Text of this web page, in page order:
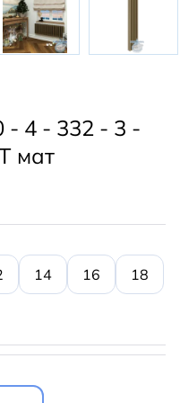
- 4 - 332 - 3 -
мат
14 16 18